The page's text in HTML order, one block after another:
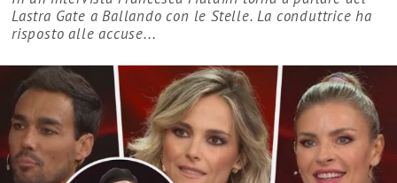
Lastra Gate a Ballando con le Stelle. La conduttrice ha
risposto alle accuse...